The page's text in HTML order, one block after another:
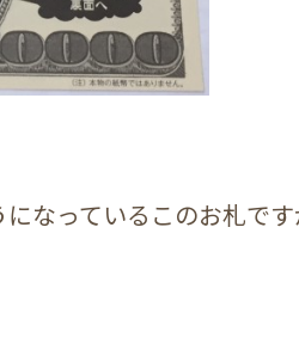
なっているこのお札で